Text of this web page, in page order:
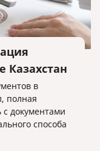
Казахстан
в
полная
с документами
способа